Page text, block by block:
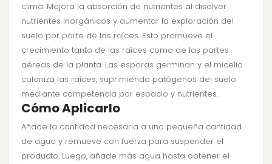
clima. Mejora la absorción de nutrientes al disolver
nutrientes inorgánicos y aumentar la exploración del
suelo por parte de las raíces. Esto promueve el
crecimiento tanto de las raíces como de las partes
aéreas de la planta. Las esporas germinan y el micelio
coloniza las raíces, suprimiendo patógenos del suelo
mediante competencia por espacio y nutrientes.
Cómo Aplicarlo
Añade la cantidad necesaria a una pequeña cantidad
de agua y remueve con fuerza para suspender el
producto. Luego, añade más agua hasta obtener el